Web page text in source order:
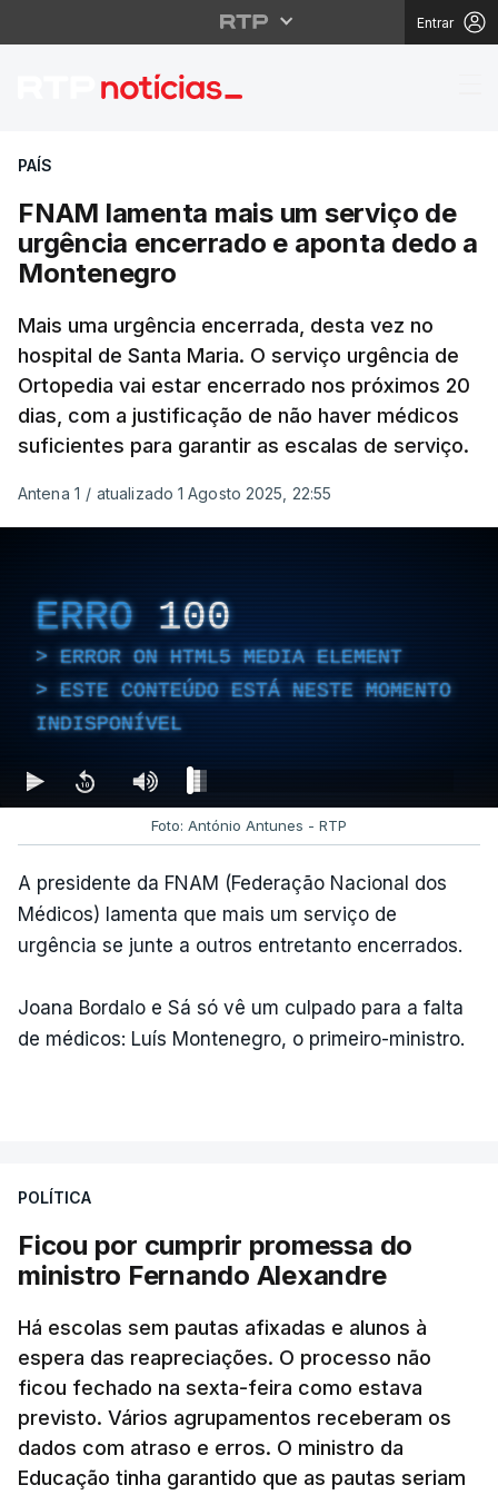
Entrar
FNAM lamenta mais
PAÍS
FNAM lamenta mais um serviço de
urgência encerrado e aponta dedo a
Montenegro
Mais uma urgência encerrada, desta vez no
hospital de Santa Maria. O serviço urgência de
Ortopedia vai estar encerrado nos próximos 20
dias, com a justificação de não haver médicos
suficientes para garantir as escalas de serviço.
Antena 1 / atualizado 1 Agosto 2025, 22:55
ERRO 100
ERROR ON HTML5 MEDIA ELEMENT
ESTE CONTEÚDO ESTÁ NESTE MOMENTO
INDISPONÍVEL
Foto: António Antunes - RTP
A presidente da FNAM (Federação Nacional dos
Médicos) lamenta que mais um serviço de
urgência se junte a outros entretanto encerrados.
Joana Bordalo e Sá só vê um culpado para a falta
de médicos: Luís Montenegro, o primeiro-ministro.
POLÍTICA
Ficou por cumprir promessa do
ministro Fernando Alexandre
Há escolas sem pautas afixadas e alunos à
espera das reapreciações. O processo não
ficou fechado na sexta-feira como estava
previsto. Vários agrupamentos receberam os
dados com atraso e erros. O ministro da
Educação tinha garantido que as pautas seriam